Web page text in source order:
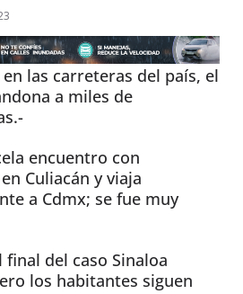
las carreteras del país, el
a miles de
encuentro con
Culiacán y viaja
a Cdmx; se fue muy
final del caso Sinaloa
los habitantes siguen